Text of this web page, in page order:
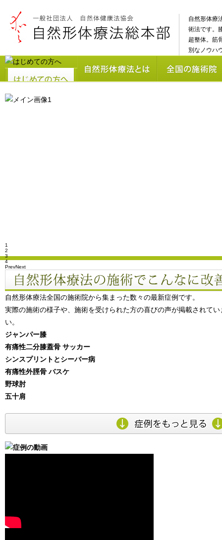
自然形体療
術法です。
超整体。筋
別なノウハ
1
2
3
4
PrevNext
自然形体療法全国の施術院から集まった数々の最新症例です。
実際の施術の様子や、施術を受けられた方の喜びの声が掲載されて
い。
ジャンパー膝
有痛性二分膝蓋骨 サッカー
シンスプリントとシーバー病
有痛性外脛骨 バスケ
野球肘
五十肩